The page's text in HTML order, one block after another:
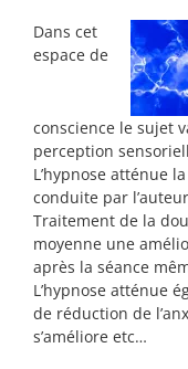
Dans cet
espace de
conscience le sujet
perception
L’hypnose atténue
conduite par
Traitement de la
moyenne une
après la séance
L’hypnose atténue
de réduction de
s’améliore etc…